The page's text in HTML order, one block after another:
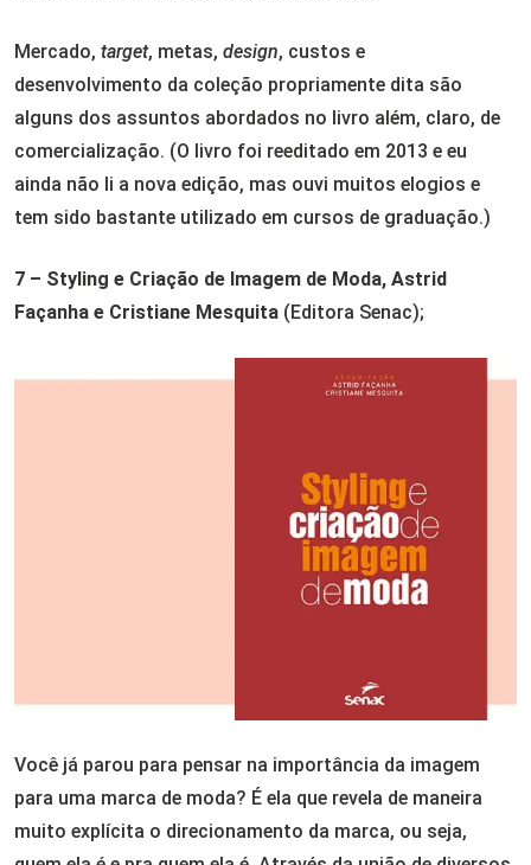
Mercado, target, metas, design, custos e
desenvolvimento da coleção propriamente dita são
alguns dos assuntos abordados no livro além, claro, de
comercialização. (O livro foi reeditado em 2013 e eu
ainda não li a nova edição, mas ouvi muitos elogios e
tem sido bastante utilizado em cursos de graduação.)
7 – Styling e Criação de Imagem de Moda, Astrid
Façanha e Cristiane Mesquita (Editora Senac);
Você já parou para pensar na importância da imagem
para uma marca de moda? É ela que revela de maneira
muito explícita o direcionamento da marca, ou seja,